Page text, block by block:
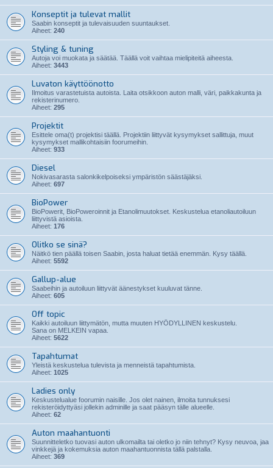
Konseptit ja tulevat mallit
Saabin konseptit ja tulevaisuuden suuntaukset.
Aiheet: 240
Styling & tuning
Autoja voi muokata ja säätää. Täällä voit vaihtaa mielipiteitä aiheesta.
Aiheet: 3443
Luvaton käyttöönotto
Ilmoitus varastetuista autoista. Laita otsikkoon auton malli, väri, paikkakunta ja
rekisterinumero.
Aiheet: 295
Projektit
Esittele oma(t) projektisi täällä. Projektiin liittyvät kysymykset sallittuja, muut
kysymykset mallikohtaisiin foorumeihin.
Aiheet: 933
Diesel
Nokivasarasta salonkikelpoiseksi ympäristön säästäjäksi.
Aiheet: 697
BioPower
BioPowerit, BioPoweroinnit ja Etanolimuutokset. Keskustelua etanoliautoiluun
liittyvistä asioista.
Aiheet: 176
Olitko se sinä?
Näitkö tien päällä toisen Saabin, josta haluat tietää enemmän. Kysy täällä.
Aiheet: 5592
Gallup-alue
Saabeihin ja autoiluun liittyvät äänestykset kuuluvat tänne.
Aiheet: 605
Off topic
Kaikki autoiluun liittymätön, mutta muuten HYÖDYLLINEN keskustelu.
Sana on MELKEIN vapaa.
Aiheet: 5622
Tapahtumat
Yleistä keskustelua tulevista ja menneistä tapahtumista.
Aiheet: 1025
Ladies only
Keskustelualue foorumin naisille. Jos olet nainen, ilmoita tunnuksesi
rekisteröidyttyäsi jollekin adminille ja saat pääsyn tälle alueelle.
Aiheet: 62
Auton maahantuonti
Suunnitteletko tuovasi auton ulkomailta tai oletko jo niin tehnyt? Kysy neuvoa, jaa
vinkkejä ja kokemuksia auton maahantuonnista tällä palstalla.
Aiheet: 369